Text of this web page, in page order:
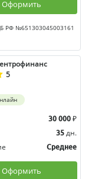
Оформить
РФ №651303045003161
5
30 000 ₽
35 дн.
Среднее
Оформить